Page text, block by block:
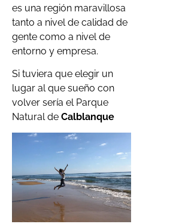
es una región maravillosa
tanto a nivel de calidad de
gente como a nivel de
entorno y empresa.
Si tuviera que elegir un
lugar al que sueño con
volver sería el Parque
Natural de Calblanque